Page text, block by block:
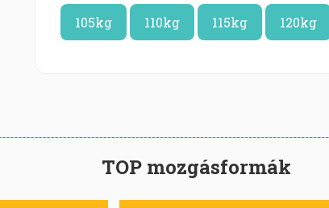
105kg 110kg 115kg 120kg
TOP mozgásformák